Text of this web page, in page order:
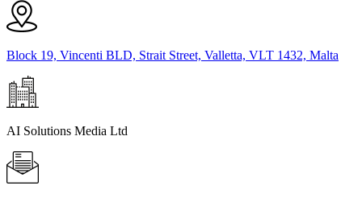
Block 19, Vincenti BLD, Strait Street, Valletta, VLT 1432, Malta
AI Solutions Media Ltd